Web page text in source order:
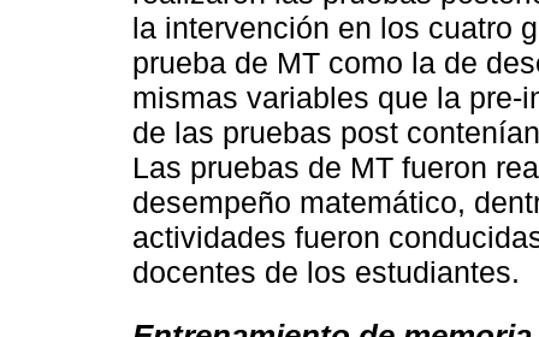
la intervención en los cuatro
prueba de MT como la de
mismas variables que la pre-
de las pruebas post
Las pruebas de MT fueron
desempeño matemático,
actividades fueron
docentes de los estudiantes.